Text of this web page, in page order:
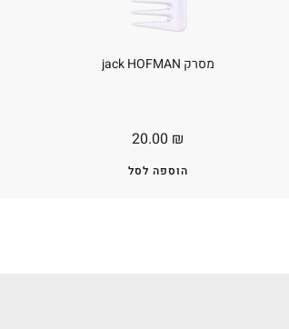
מסרק jack HOFMAN
20.00 ₪
הוספה לסל